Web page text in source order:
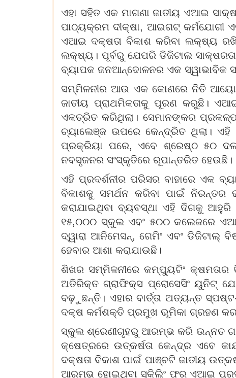
ଏହା ସହିତ ଏକ ମାଗଣା ଜାତୀୟ ଏଆଇ
ପାଠ୍ୟକ୍ରମ ଦୀକ୍ଷା, ଆଇଗଟ୍
ଏଆଇ ଦକ୍ଷତା ବିକାଶ କରିବା ଲକ୍ଷ୍ୟ
ଲକ୍ଷ୍ୟ। ପୂର୍ବରୁ ଯେପରି ଡିଜିଟାଲ
ବ୍ୟାପକ ଜନଆନ୍ଦୋଳନର ଏକ ସ୍ୱାଭାବିକ
ସମ୍ମିଳନୀର ଆଉ ଏକ କୋଣରେ ନିତି
ଜାତୀୟ ପ୍ରାଥମିକତାକୁ ପୂରଣ କରୁଛି।
ଏକତ୍ରିତ କରିଥିଲା। ସେମାନଙ୍କର
ଚ୍ୟାଲେଞ୍ଜ ଉପରେ କେନ୍ଦ୍ରିତ ଥିଲା।
ପ୍ରକ୍ରିୟା ପରେ, ଏବେ ଶ୍ରେଷ୍ଠ ୫୦
ନବସୃଜନର ସଂସ୍କୃତିରେ ରୂପାନ୍ତରିତ ହେଉଛି।
ଏହି ପ୍ରଦର୍ଶନୀର ପରିସର ବାହାରେ ଏକ
ବିକାଶକୁ ସମର୍ଥନ କରିବା ପାଇଁ ନିରନ୍ତର
କରାଯାଇଥିବା ବ୍ୟବସ୍ଥା ଏହି ଦିଗକୁ
୧୫,୦୦୦ ସ୍କୁଲ ଏବଂ ୫୦୦ କଲେଜରେ
ଦ୍ୱାରା ଆନିମେସନ୍, ଗେମିଂ ଏବଂ
ହେବାର ଆଶା କରାଯାଉଛି।
ଶିଖର ସମ୍ମିଳନୀରେ କମ୍ପ୍ୟୁଟିଂ କ୍ଷମତାର
ଅତିରିକ୍ତ ଗ୍ରାଫିକ୍ସ ପ୍ରୋସେସିଂ ୟୁନିଟ୍
ବଢ଼ୁଛନ୍ତି। ଏହାର ବାର୍ତ୍ତା ଅତ୍ୟନ୍ତ
ଦକ୍ଷ କର୍ମଶକ୍ତି ପ୍ରମୁଖ ଭୂମିକା ଗ୍ରହଣ
ସ୍କୁଲ ଶ୍ରେଣୀଗୃହରୁ ଆରମ୍ଭ କରି ଉନ୍ନତ
କ୍ଷେତ୍ରରେ ଉତ୍କର୍ଷତା କେନ୍ଦ୍ର ଏବେ
ଦକ୍ଷତା ବିକାଶ ପାଇଁ ପାଞ୍ଚଟି ଜାତୀୟ
ଆରମ୍ଭ ହୋଇଥିବା ସ୍କିଲିଂ ଫର ଏଆଇ